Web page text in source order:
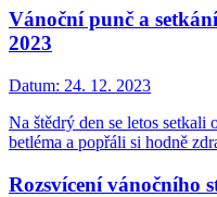
Vánoční punč a
2023
Datum: 24. 12. 2023
Na štědrý den se letos setkali
betléma a popřáli si hodně
Rozsvícení vánočního